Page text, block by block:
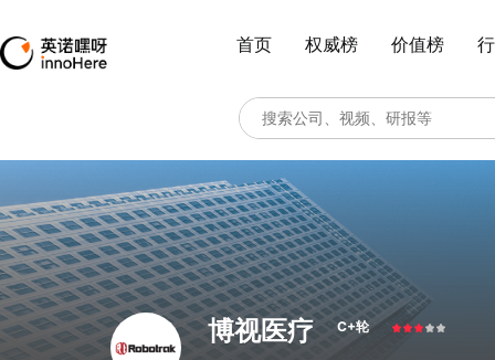
首页 权威榜 价值榜
博视医疗 C+轮